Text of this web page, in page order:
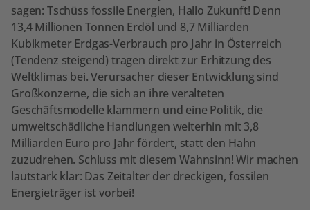
sagen: Tschüss fossile Energien, Hallo Zukunft! Denn
13,4 Millionen Tonnen Erdöl und 8,7 Milliarden
Kubikmeter Erdgas-Verbrauch pro Jahr in Österreich
(Tendenz steigend) tragen direkt zur Erhitzung des
Weltklimas bei. Verursacher dieser Entwicklung sind
Großkonzerne, die sich an ihre veralteten
Geschäftsmodelle klammern und eine Politik, die
umweltschädliche Handlungen weiterhin mit 3,8
Milliarden Euro pro Jahr fördert, statt den Hahn
zuzudrehen. Schluss mit diesem Wahnsinn! Wir machen
lautstark klar: Das Zeitalter der dreckigen, fossilen
Energieträger ist vorbei!